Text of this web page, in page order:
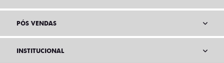
PÓS VENDAS
INSTITUCIONAL